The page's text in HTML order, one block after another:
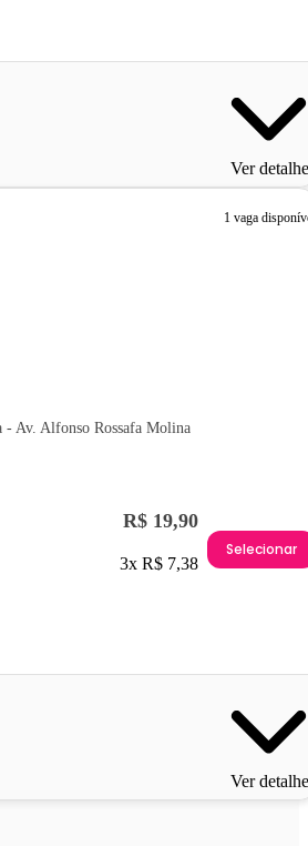
Ver
1 vaga
- Av. Alfonso Rossafa Molina
R$ 19,90
3x R$ 7,38
Selecionar
Ver